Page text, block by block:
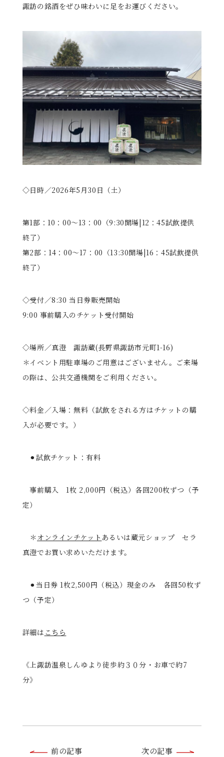
諏訪の銘酒をぜひ味わいに足をお運びください。
◇日時／2026年5月30日（土）
第1部：10：00〜13：00（9:30開場|12：45試飲提供
終了）
第2部：14：00〜17：00（13:30開場|16：45試飲提供
終了）
◇受付／8:30 当日券販売開始
9:00 事前購入のチケット受付開始
◇場所／真澄 諏訪蔵(長野県諏訪市元町1-16)
＊イベント用駐車場のご用意はございません。ご来場
の際は、公共交通機関をご利用ください。
◇料金／入場：無料（試飲をされる方はチケットの購
入が必要です。）
⚫︎試飲チケット：有料
事前購入 1枚 2,000円（税込）各回200枚ずつ（予
定）
＊ オンラインチケット あるいは蔵元ショップ セラ
真澄でお買い求めいただけます。
⚫︎当日券 1枚2,500円（税込）現金のみ 各回50枚ず
つ（予定）
詳細は こちら
《上諏訪温泉しんゆより徒歩約３０分・お車で約7
分》
前の記事 次の記事